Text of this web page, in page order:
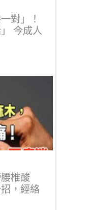
對」！
今成人
椎酸
，經絡